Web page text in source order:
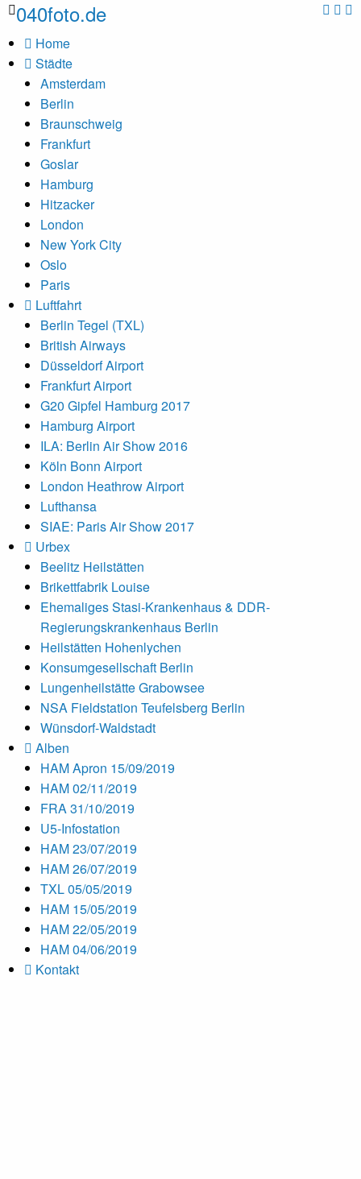
040foto.de
Home
Städte
Amsterdam
Berlin
Braunschweig
Frankfurt
Goslar
Hamburg
Hitzacker
London
New York City
Oslo
Paris
Luftfahrt
Berlin Tegel (TXL)
British Airways
Düsseldorf Airport
Frankfurt Airport
G20 Gipfel Hamburg 2017
Hamburg Airport
ILA: Berlin Air Show 2016
Köln Bonn Airport
London Heathrow Airport
Lufthansa
SIAE: Paris Air Show 2017
Urbex
Beelitz Heilstätten
Brikettfabrik Louise
Ehemaliges Stasi-Krankenhaus & DDR-
Regierungskrankenhaus Berlin
Heilstätten Hohenlychen
Konsumgesellschaft Berlin
Lungenheilstätte Grabowsee
NSA Fieldstation Teufelsberg Berlin
Wünsdorf-Waldstadt
Alben
HAM Apron 15/09/2019
HAM 02/11/2019
FRA 31/10/2019
U5-Infostation
HAM 23/07/2019
HAM 26/07/2019
TXL 05/05/2019
HAM 15/05/2019
HAM 22/05/2019
HAM 04/06/2019
Kontakt